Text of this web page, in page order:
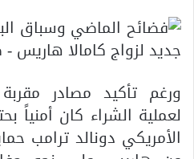
ورغم تأكيد مصادر
لعملية الشراء كان أمنياً
الأمريكي دونالد ترامب